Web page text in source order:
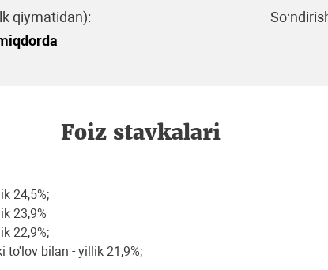
qiymatidan):
Foiz stavkalari
24,5%;
23,9%
22,9%;
bilan - yillik 21,9%;